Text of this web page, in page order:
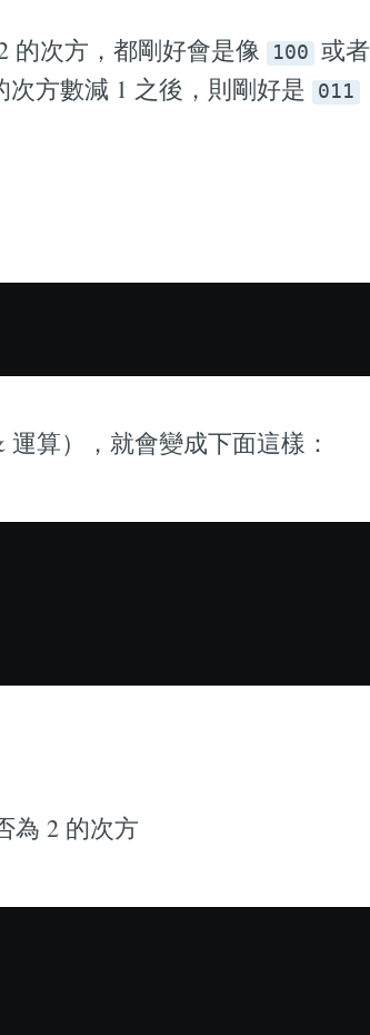
的次方，都剛好會是像 100 或者
方數減 1 之後，則剛好是 011
算），就會變成下面這樣：
為 2 的次方